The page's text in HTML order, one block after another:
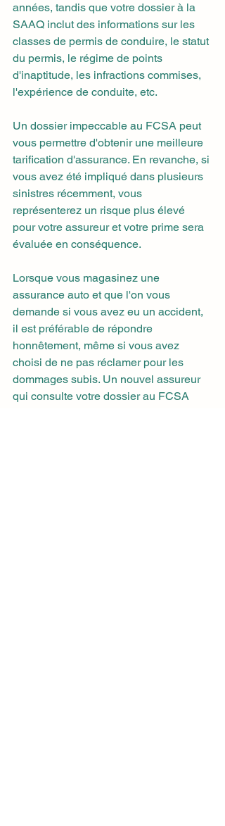
années, tandis que votre dossier à la
SAAQ inclut des informations sur les
classes de permis de conduire, le statut
du permis, le régime de points
d'inaptitude, les infractions commises,
l'expérience de conduite, etc.
Un dossier impeccable au FCSA peut
vous permettre d'obtenir une meilleure
tarification d'assurance. En revanche, si
vous avez été impliqué dans plusieurs
sinistres récemment, vous
représenterez un risque plus élevé
pour votre assureur et votre prime sera
évaluée en conséquence.
Lorsque vous magasinez une
assurance auto et que l'on vous
demande si vous avez eu un accident,
il est préférable de répondre
honnêtement, même si vous avez
choisi de ne pas réclamer pour les
dommages subis. Un nouvel assureur
qui consulte votre dossier au FCSA